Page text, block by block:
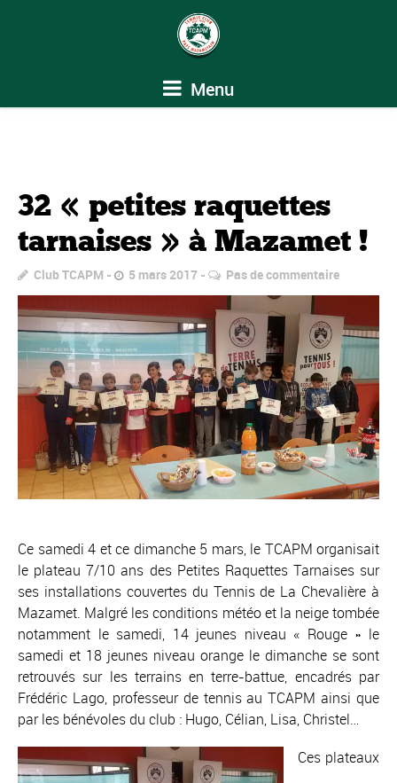
Menu
32 « petites raquettes
tarnaises » à Mazamet !
Club TCAPM 5 mars 2017 Pas de commentaire
Ce samedi 4 et ce dimanche 5 mars, le TCAPM organisait
le plateau 7/10 ans des Petites Raquettes Tarnaises sur
ses installations couvertes du Tennis de La Chevalière à
Mazamet. Malgré les conditions météo et la neige tombée
notamment le samedi, 14 jeunes niveau « Rouge » le
samedi et 18 jeunes niveau orange le dimanche se sont
retrouvés sur les terrains en terre-battue, encadrés par
Frédéric Lago, professeur de tennis au TCAPM ainsi que
par les bénévoles du club : Hugo, Célian, Lisa, Christel…
Ces plateaux